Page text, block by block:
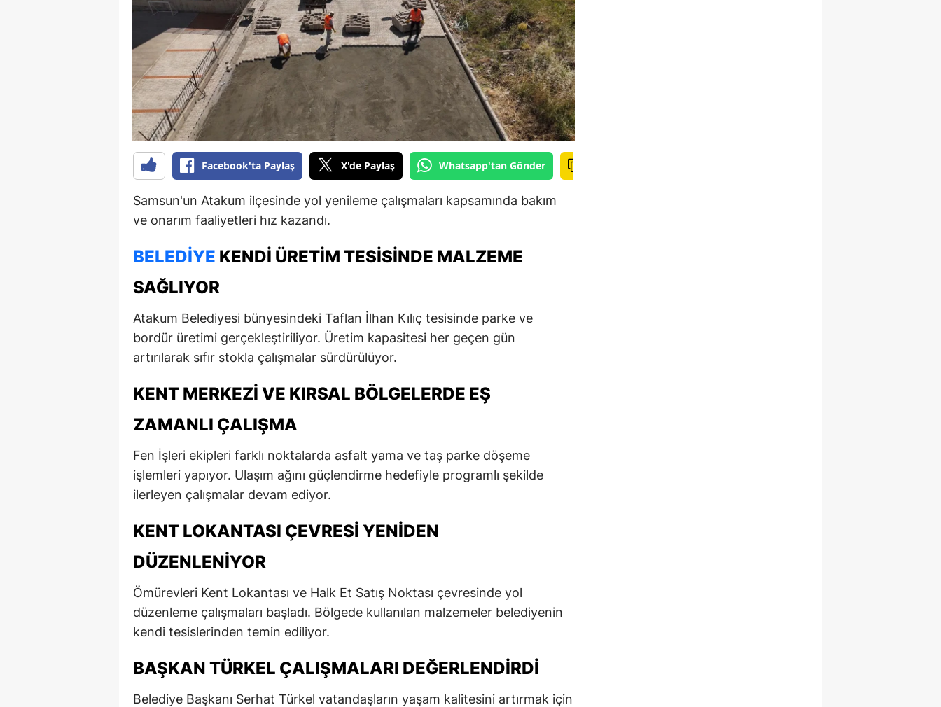
Bilecik
Bingöl
Bitlis
Bolu
Burdur
Bursa
Çankırı
Çorum
Edirne
Elazığ
Erzincan
Gaziantep
Giresun
Gümüşhane
Hatay
Isparta
İstanbul
İzmir
Facebook'ta Paylaş X'de Paylaş Whatsapp'tan Gönder
Samsun'un Atakum ilçesinde yol yenileme çalışmaları kapsamında bakım
ve onarım faaliyetleri hız kazandı.
BELEDIYE KENDI ÜRETIM TESISINDE MALZEME
SAĞLIYOR
Atakum Belediyesi bünyesindeki Taflan İlhan Kılıç tesisinde parke ve
bordür üretimi gerçekleştiriliyor. Üretim kapasitesi her geçen gün
artırılarak sıfır stokla çalışmalar sürdürülüyor.
KENT MERKEZI VE KIRSAL BÖLGELERDE EŞ
ZAMANLI ÇALIŞMA
Fen İşleri ekipleri farklı noktalarda asfalt yama ve taş parke döşeme
işlemleri yapıyor. Ulaşım ağını güçlendirme hedefiyle programlı şekilde
ilerleyen çalışmalar devam ediyor.
KENT LOKANTASI ÇEVRESI YENIDEN
DÜZENLENIYOR
Ömürevleri Kent Lokantası ve Halk Et Satış Noktası çevresinde yol
düzenleme çalışmaları başladı. Bölgede kullanılan malzemeler belediyenin
kendi tesislerinden temin ediliyor.
BAŞKAN TÜRKEL ÇALIŞMALARI DEĞERLENDIRDI
Belediye Başkanı Serhat Türkel vatandaşların yaşam kalitesini artırmak için